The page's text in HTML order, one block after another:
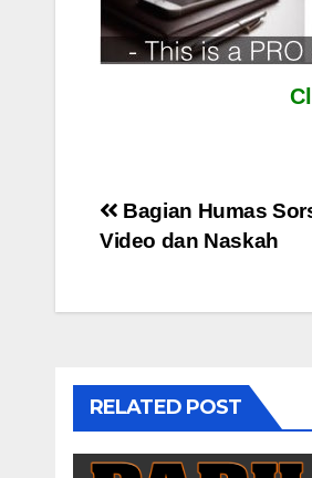
Post
Bagian Humas
Video dan Naskah
RELATED POST